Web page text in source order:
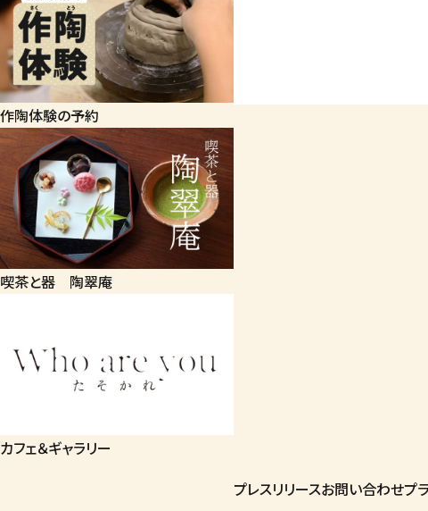
作陶体験の予約
喫茶と器 陶翠庵
カフェ＆ギャラリー
プレスリリースお問い合わせプ